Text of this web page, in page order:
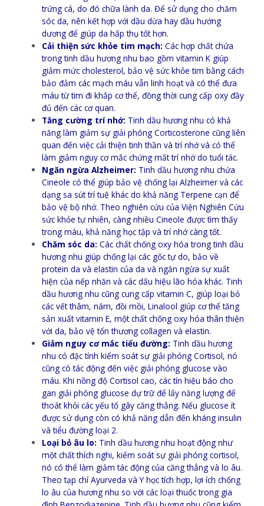
trứng cá, do đó chữa lành da. Để sử dụng cho chăm
sóc da, nên kết hợp với dầu dừa hay dầu hướng
dương để giúp da hấp thụ tốt hơn.
Cải thiện sức khỏe tim mạch: Các hợp chất chứa
trong tinh dầu hương nhu bao gồm vitamin K giúp
giảm mức cholesterol, bảo vệ sức khỏe tim bằng cách
bảo đảm các mạch máu vẫn linh hoạt và có thể đưa
máu từ tim đi khắp cơ thể, đồng thời cung cấp oxy đầy
đủ đến các cơ quan.
Tăng cường trí nhớ: Tinh dầu hương nhu có khả
năng làm giảm sự giải phóng Corticosterone cũng liên
quan đến việc cải thiện tinh thần và trí nhớ và có thể
làm giảm nguy cơ mắc chứng mất trí nhớ do tuổi tác.
Ngăn ngừa Alzheimer: Tinh dầu hương nhu chứa
Cineole có thể giúp bảo vệ chống lại Alzheimer và các
dạng sa sút trí tuệ khác do khả năng Terpene cạn để
bảo vệ bộ nhớ. Theo nghiên cứu của Viện Nghiên Cứu
sức khỏe tự nhiên, càng nhiều Cineole được tìm thấy
trong máu, khả năng học tập và trí nhớ càng tốt.
Chăm sóc da: Các chất chống oxy hóa trong tinh dầu
hương nhu giúp chống lại các gốc tự do, bảo về
protein da và elastin của da và ngăn ngừa sự xuất
hiện của nếp nhăn và các dấu hiệu lão hóa khác. Tinh
dầu hương nhu cũng cung cấp vitamin C, giúp loại bỏ
các vết thâm, nám, đồi mồi, Linalool giúp cơ thể tăng
sản xuất vitamin E, một chất chống oxy hóa thân thiện
với da, bảo vệ tổn thương collagen và elastin.
Giảm nguy cơ mắc tiểu đường: Tinh dầu hương
nhu có đặc tính kiểm soát sự giải phóng Cortisol, nó
cũng có tác động đến việc giải phóng glucose vào
máu. Khi nồng độ Cortisol cao, các tín hiệu báo cho
gan giải phóng glucose dự trữ để lấy năng lượng để
thoát khỏi các yếu tố gây căng thẳng. Nếu glucose ít
được sử dụng còn có khả năng dẫn đến kháng insulin
và tiểu đường loại 2.
Loại bỏ âu lo: Tinh dầu hương nhu hoạt động như
một chất thích nghi, kiếm soát sự giải phóng cortisol,
nó có thể làm giảm tác động của căng thẳng và lo âu.
Theo tạp chí Ayurveda và Y học tích hợp, lợi ích chống
lo âu của hương nhu so với các loại thuốc trong gia